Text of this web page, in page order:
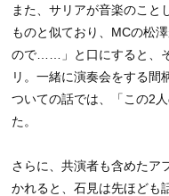
また、サリアが音楽のこと
ものと似ており、MCの松
ので……」と口にすると、
リ。一緒に演奏会をする間
ついての話では、「この2
た。
さらに、共演者も含めたア
かれると、石見は先ほども